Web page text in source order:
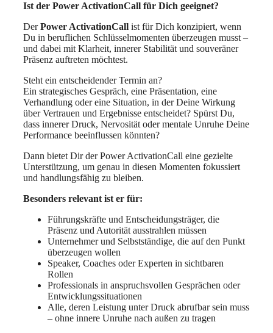
Ist der Power ActivationCall für Dich geeignet?
DerPower ActivationCall ist für Dich konzipiert, wenn
Du in beruflichen Schlüsselmomenten überzeugen musst –
und dabei mit Klarheit, innerer Stabilität und souveräner
Präsenz auftreten möchtest.
Steht ein entscheidender Termin an?
Ein strategisches Gespräch, eine Präsentation, eine
Verhandlung oder eine Situation, in der Deine Wirkung
über Vertrauen und Ergebnisse entscheidet? Spürst Du,
dass innerer Druck, Nervosität oder mentale Unruhe Deine
Performance beeinflussen könnten?
Dann bietet Dir der Power ActivationCall eine gezielte
Unterstützung, um genau in diesen Momenten fokussiert
und handlungsfähig zu bleiben.
Besonders relevant ist er für:
Führungskräfte und Entscheidungsträger, die
Präsenz und Autorität ausstrahlen müssen
Unternehmer und Selbstständige, die auf den Punkt
überzeugen wollen
Speaker, Coaches oder Experten in sichtbaren
Rollen
Professionals in anspruchsvollen Gesprächen oder
Entwicklungssituationen
Alle, deren Leistung unter Druck abrufbar sein muss
– ohne innere Unruhe nach außen zu tragen